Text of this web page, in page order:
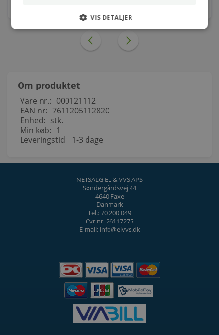
Om produktet
Vare nr.: 000121112
EAN nr: 7611205112820
Enhed: stk.
Min køb: 1
Leveringstid: 1-3 dage
NETSALG EL & VVS APS
Søndergårdsvej 44
4640 Faxe
Danmark
Tel.: 70 200 049
Cvr nr. 26117275
E-mail: info@elvvs.dk
VIS DETALJER